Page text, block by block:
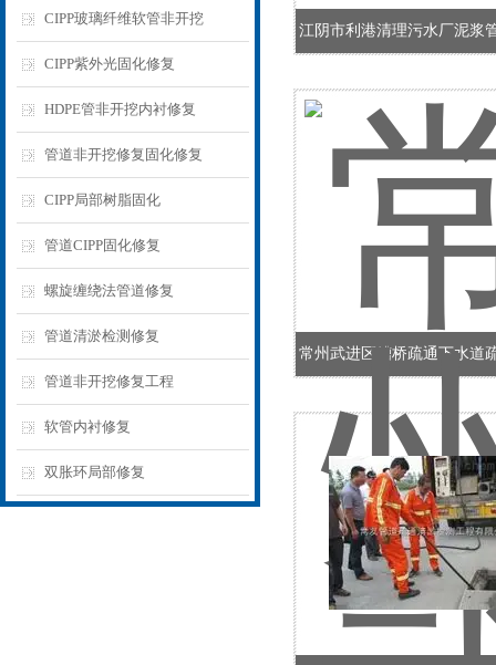
CIPP玻璃纤维软管非开挖
CIPP紫外光固化修复
HDPE管非开挖内衬修复
管道非开挖修复固化修复
CIPP局部树脂固化
管道CIPP固化修复
螺旋缠绕法管道修复
管道清淤检测修复
管道非开挖修复工程
软管内衬修复
双胀环局部修复
江阴市利港清理污水厂泥浆
常州武进区糟桥疏通下水道